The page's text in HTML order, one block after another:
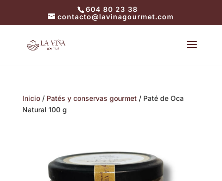
604 80 23 38
contacto@lavinagourmet.com
Inicio/ Patés y conservas gourmet/ Paté de Oca
Natural 100 g